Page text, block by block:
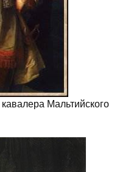
Мальтийского